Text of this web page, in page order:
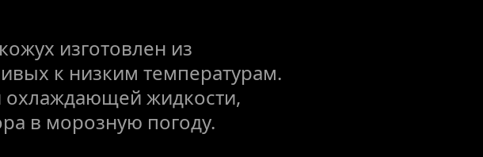
изготовлен из
к низким температурам.
охлаждающей жидкости,
в морозную погоду.